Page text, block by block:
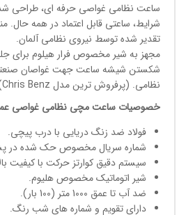
ساعت نظامی غواصی حرفه ای، طراحی
شرایط، ساعتی قابل اعتماد در همه حال.
تقدیر شده توسط نیروی نظامی آلمان.
مجهز به شیر مخصوص فرار هیلوم برای
شکستن شیشه ساعت جهت غواصان صنعتی
نظامی. (پرفروش ترین مدل
خصوصیات ساعت مچی نظامی غواصی
فولاد ضد زنگ دریایی با درب پیچی.
شماره سریال مخصوص حک شده در
سیستم دقیق کوارتز حرکت با کیفیت
شیر اتوماتیک مخصوص هلیوم.
ضد آب تا عمق 1000 متر (100 بار).
دارای تقویم و شماره های شب رنگ.